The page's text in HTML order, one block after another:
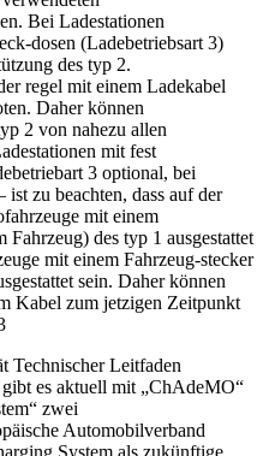
Bei Ladestationen
dosen (Ladebetriebsart 3)
des typ 2.
regel mit einem Ladekabel
Daher können
2 von nahezu allen
mit fest
3 optional, bei
zu beachten, dass auf der
mit einem
Fahrzeug) des typ 1 ausgestattet
mit einem Fahrzeug-stecker
sein. Daher können
Kabel zum jetzigen Zeitpunkt
Technischer Leitfaden
es aktuell mit „ChAdeMO“
zwei
Automobilverband